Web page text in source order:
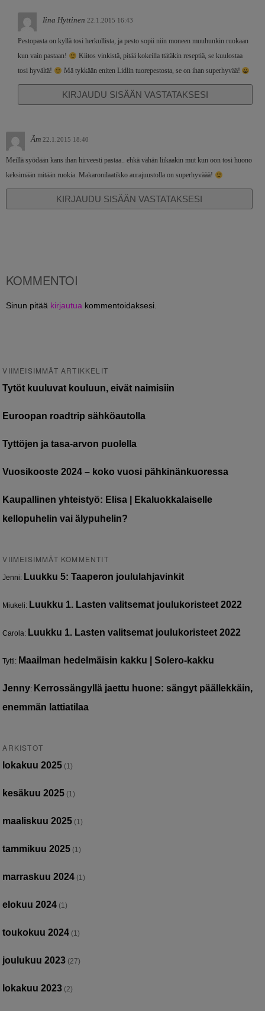
Iina Hyttinen 22.1.2015 16:43
Pestopasta on kyllä tosi herkullista, ja pesto sopii niin moneen muuhunkin ruokaan
kun vain pastaan!
Kiitos vinkistä, pitää kokeilla ttätäkin reseptiä, se kuulostaa
tosi hyvältä!
Mä tykkään eniten Lidlin tuorepestosta, se on ihan superhyvää!
KIRJAUDU SISÄÄN VASTATAKSESI
Äm 22.1.2015 18:40
Meillä syödään kans ihan hirveesti pastaa.. ehkä vähän liikaakin mut kun oon tosi huono
keksimään mitään ruokia. Makaronilaatikko aurajuustolla on superhyväää!
KIRJAUDU SISÄÄN VASTATAKSESI
KOMMENTOI
Sinun pitää kirjautua kommentoidaksesi.
VIIMEISIMMÄT ARTIKKELIT
Tytöt kuuluvat kouluun, eivät naimisiin
Euroopan roadtrip sähköautolla
Tyttöjen ja tasa-arvon puolella
Vuosikooste 2024 – koko vuosi pähkinänkuoressa
Kaupallinen yhteistyö: Elisa | Ekaluokkalaiselle
kellopuhelin vai älypuhelin?
VIIMEISIMMÄT KOMMENTIT
Jenni: Luukku 5: Taaperon joululahjavinkit
Miukeli: Luukku 1. Lasten valitsemat joulukoristeet 2022
Carola: Luukku 1. Lasten valitsemat joulukoristeet 2022
Tytti: Maailman hedelmäisin kakku | Solero-kakku
Jenny: Kerrossängyllä jaettu huone: sängyt päällekkäin,
enemmän lattiatilaa
ARKISTOT
lokakuu 2025 (1)
kesäkuu 2025 (1)
maaliskuu 2025 (1)
tammikuu 2025 (1)
marraskuu 2024 (1)
elokuu 2024 (1)
toukokuu 2024 (1)
joulukuu 2023 (27)
lokakuu 2023 (2)